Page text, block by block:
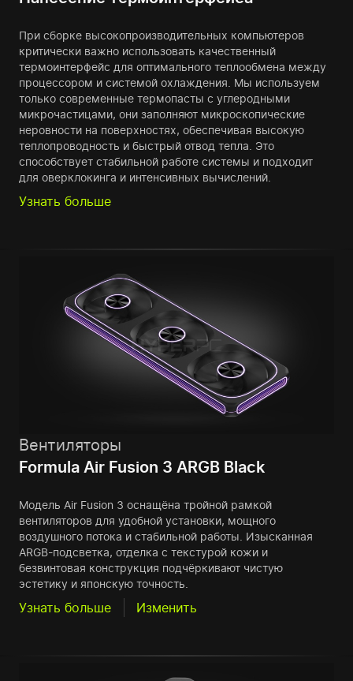
При сборке высокопроизводительных компьютеров
критически важно использовать качественный
термоинтерфейс для оптимального теплообмена между
процессором и системой охлаждения. Мы используем
только современные термопасты с углеродными
микрочастицами, они заполняют микроскопические
неровности на поверхностях, обеспечивая высокую
теплопроводность и быстрый отвод тепла. Это
способствует стабильной работе системы и подходит
для оверклокинга и интенсивных вычислений.
Узнать больше
Вентиляторы
Formula Air Fusion 3 ARGB Black
Модель Air Fusion 3 оснащёна тройной рамкой
вентиляторов для удобной установки, мощного
воздушного потока и стабильной работы. Изысканная
ARGB-подсветка, отделка с текстурой кожи и
безвинтовая конструкция подчёркивают чистую
эстетику и японскую точность.
Узнать больше Изменить